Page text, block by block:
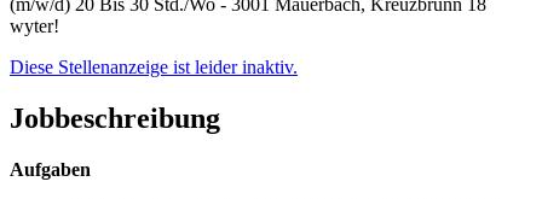
(m/w/d) 20 Bis 30 Std./Wo - 3001 Mauerbach, Kreuzbrunn 18
wyter!
Diese Stellenanzeige ist leider inaktiv.
Jobbeschreibung
Aufgaben